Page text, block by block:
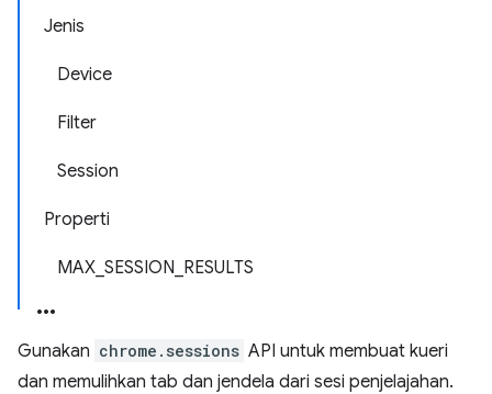
Jenis
Device
Filter
Session
Properti
MAX_SESSION_RESULTS
Gunakan chrome.sessions API untuk membuat kueri
dan memulihkan tab dan jendela dari sesi penjelajahan.